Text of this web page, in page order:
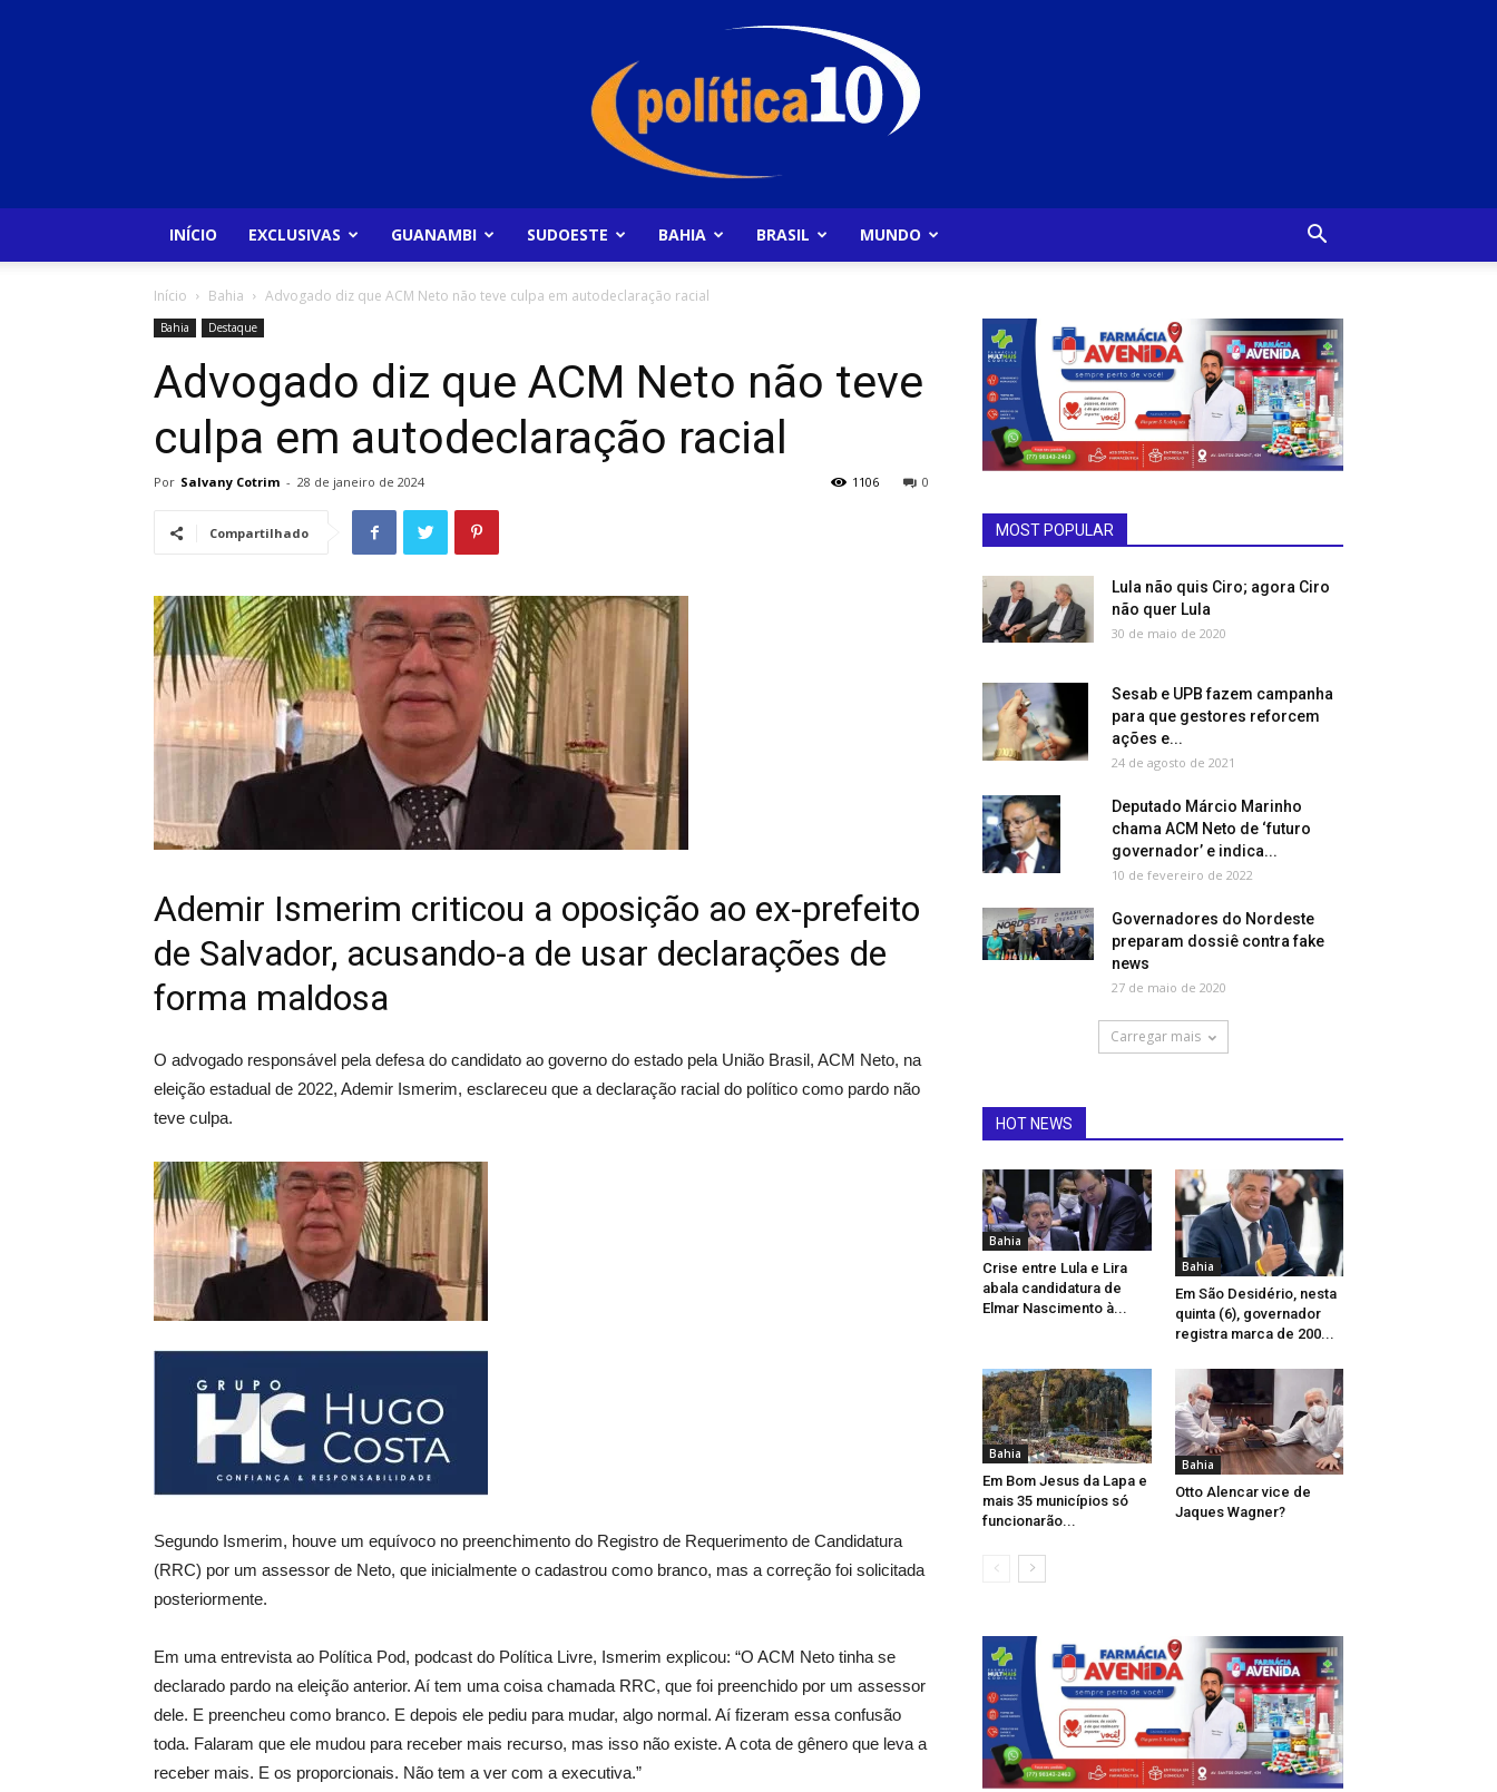
INÍCIO EXCLUSIVAS GUANAMBI SUDOESTE BAHIA BRASIL MUNDO
Início Bahia Advogado diz que ACM Neto não teve culpa em autodeclaração racial
Bahia Destaque
Advogado diz que ACM Neto não teve
culpa em autodeclaração racial
Por Salvany Cotrim - 28 de janeiro de 2024 0
1106
Compartilhado
Ademir Ismerim criticou a oposição ao ex-prefeito
de Salvador, acusando-a de usar declarações de
forma maldosa
O advogado responsável pela defesa do candidato ao governo do estado pela União Brasil, ACM Neto, na
eleição estadual de 2022, Ademir Ismerim, esclareceu que a declaração racial do político como pardo não
teve culpa.
Segundo Ismerim, houve um equívoco no preenchimento do Registro de Requerimento de Candidatura
(RRC) por um assessor de Neto, que inicialmente o cadastrou como branco, mas a correção foi solicitada
posteriormente.
Em uma entrevista ao Política Pod, podcast do Política Livre, Ismerim explicou: “O ACM Neto tinha se
declarado pardo na eleição anterior. Aí tem uma coisa chamada RRC, que foi preenchido por um assessor
dele. E preencheu como branco. E depois ele pediu para mudar, algo normal. Aí fizeram essa confusão
toda. Falaram que ele mudou para receber mais recurso, mas isso não existe. A cota de gênero que leva a
receber mais. E os proporcionais. Não tem a ver com a executiva.”
MOST POPULAR
Lula não quis Ciro; agora Ciro
não quer Lula
30 de maio de 2020
Sesab e UPB fazem campanha
para que gestores reforcem
ações e...
24 de agosto de 2021
Deputado Márcio Marinho
chama ACM Neto de ‘futuro
governador’ e indica...
10 de fevereiro de 2022
Governadores do Nordeste
preparam dossiê contra fake
news
27 de maio de 2020
Carregar mais
HOT NEWS
Bahia
Crise entre Lula e Lira
abala candidatura de
Elmar Nascimento à...
Bahia
Em São Desidério, nesta
quinta (6), governador
registra marca de 200...
Bahia
Em Bom Jesus da Lapa e
mais 35 municípios só
funcionarão...
Bahia
Otto Alencar vice de
Jaques Wagner?